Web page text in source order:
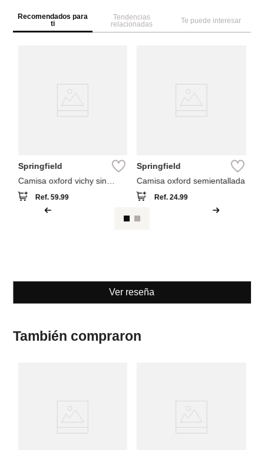
Recomendados para
ti
Tendencias
relacionadas
Te puede interesar
Springfield
Camisa oxford vichy sin
arrugas
Ref.59.99
Springfield
Camisa oxford semientallada
Ref. 24.99
Ver reseña
También compraron